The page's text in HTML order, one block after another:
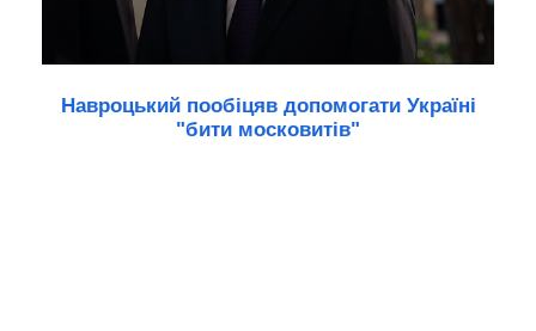
Навроцький пообіцяв допомогати Україні
"бити московитів"